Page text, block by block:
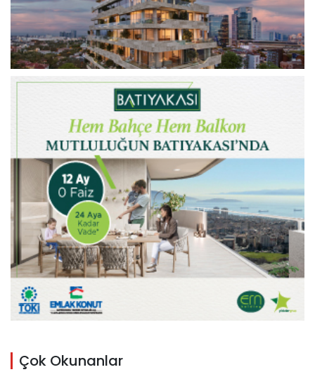
Çok Okunanlar